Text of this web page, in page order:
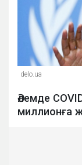
delo.ua
Әлемде
миллионға